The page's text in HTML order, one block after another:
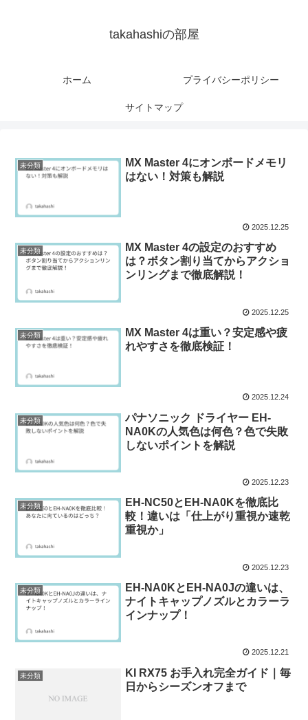
takahashiの部屋
ホーム プライバシーポリシー
サイトマップ
未分類
MX Master 4にオンボードメモリ
はない！対策も解説
2025.12.25
未分類
MX Master 4の設定のおすすめ
は？ボタン割り当てからアクショ
ンリングまで徹底解説！
2025.12.25
未分類
MX Master 4は重い？安定感や疲
れやすさを徹底検証！
2025.12.24
未分類
パナソニック ドライヤー EH-
NA0Kの人気色は何色？色で失敗
しないポイントを解説
2025.12.23
未分類
EH-NC50とEH-NA0Kを徹底比
較！違いは「仕上がり重視か速乾
重視か」
2025.12.23
未分類
EH-NA0KとEH-NA0Jの違いは、
ナイトキャップノズルとカラーラ
インナップ！
2025.12.21
未分類
KI RX75 お手入れ完全ガイド｜毎
日からシーズンオフまで